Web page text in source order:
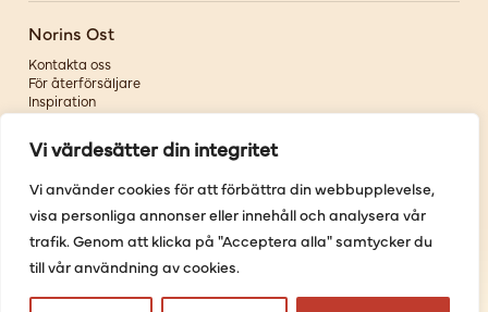
Vi värdesätter din integritet
Vi använder cookies för att förbättra din webbupplevelse,
visa personliga annonser eller innehåll och analysera vår
trafik. Genom att klicka på "Acceptera alla" samtycker du
till vår användning av cookies.
Norins Ost
Kontakta oss
För återförsäljare
Inspiration
Om oss
Följ oss
Facebook
Instagram
Youtube